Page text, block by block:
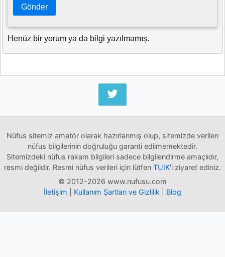
Gönder
Henüz bir yorum ya da bilgi yazılmamış.
Nüfus sitemiz amatör olarak hazırlanmış olup, sitemizde verilen
nüfus bilgilerinin doğruluğu garanti edilmemektedir.
Sitemizdeki nüfus rakam bilgileri sadece bilgilendirme amaçlıdır,
resmi değildir. Resmi nüfus verileri için lütfen TUIK'i ziyaret ediniz.
© 2012-2026 www.nufusu.com
İletişim
Kullanım Şartları ve Gizlilik Blog